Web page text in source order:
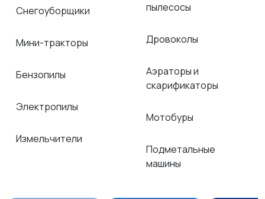
Снегоуборщики
Мини-тракторы
Бензопилы
Электропилы
Измельчители
пылесосы
Дровоколы
Аэраторы и
скарификаторы
Мотобуры
Подметальные
машины